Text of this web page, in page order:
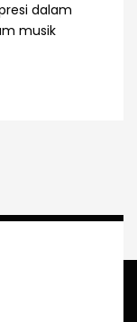
dalam
musik